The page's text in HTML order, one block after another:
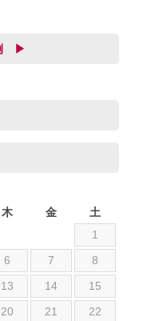
▶
木 金
土
1
6 7
8
13 14
15
20 21 22